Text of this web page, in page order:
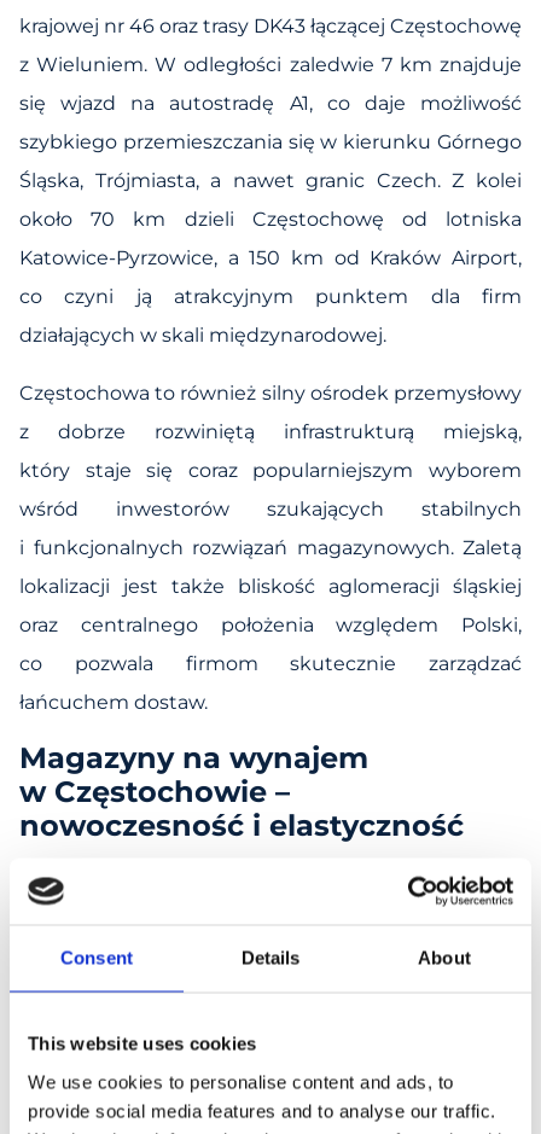
Consent Details About
This website uses cookies
We use cookies to personalise content and ads, to
provide social media features and to analyse our traffic.
krajowej nr 46 oraz trasy DK43 łączącej Częstochowę
z Wieluniem. W odległości zaledwie 7 km znajduje
się wjazd na autostradę A1, co daje możliwość
szybkiego przemieszczania się w kierunku Górnego
Śląska, Trójmiasta, a nawet granic Czech. Z kolei
około 70 km dzieli Częstochowę od lotniska
Katowice-Pyrzowice, a 150 km od Kraków Airport,
co czyni ją atrakcyjnym punktem dla firm
działających w skali międzynarodowej.
Częstochowa to również silny ośrodek przemysłowy
z dobrze rozwiniętą infrastrukturą miejską,
który staje się coraz popularniejszym wyborem
wśród inwestorów szukających stabilnych
i funkcjonalnych rozwiązań magazynowych. Zaletą
lokalizacji jest także bliskość aglomeracji śląskiej
oraz centralnego położenia względem Polski,
co pozwala firmom skutecznie zarządzać
łańcuchem dostaw.
Magazyny na wynajem
w Częstochowie –
nowoczesność i elastyczność
Oferowane przez nas hale w Częstochowie
najwyższe standardy bezpieczeństwa
i funkcjonalności. Dzięki zastosowaniu
energooszczędnych technologii, systemów
tryskaczowych ESFR, bezpyłowej posadzki
o nośności do 6t/m² czy nowoczesnego oświetlenia